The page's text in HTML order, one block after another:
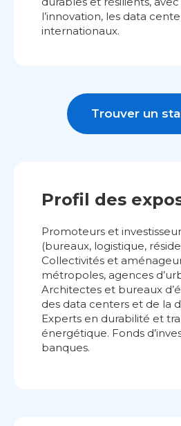
l’innovation, les data
internationaux.
Trouver un
Profil des
Promoteurs et
(bureaux, logistique,
Collectivités et
métropoles, agences
Architectes et bureaux
des data centers et de la
Experts en durabilité et
énergétique. Fonds
banques.